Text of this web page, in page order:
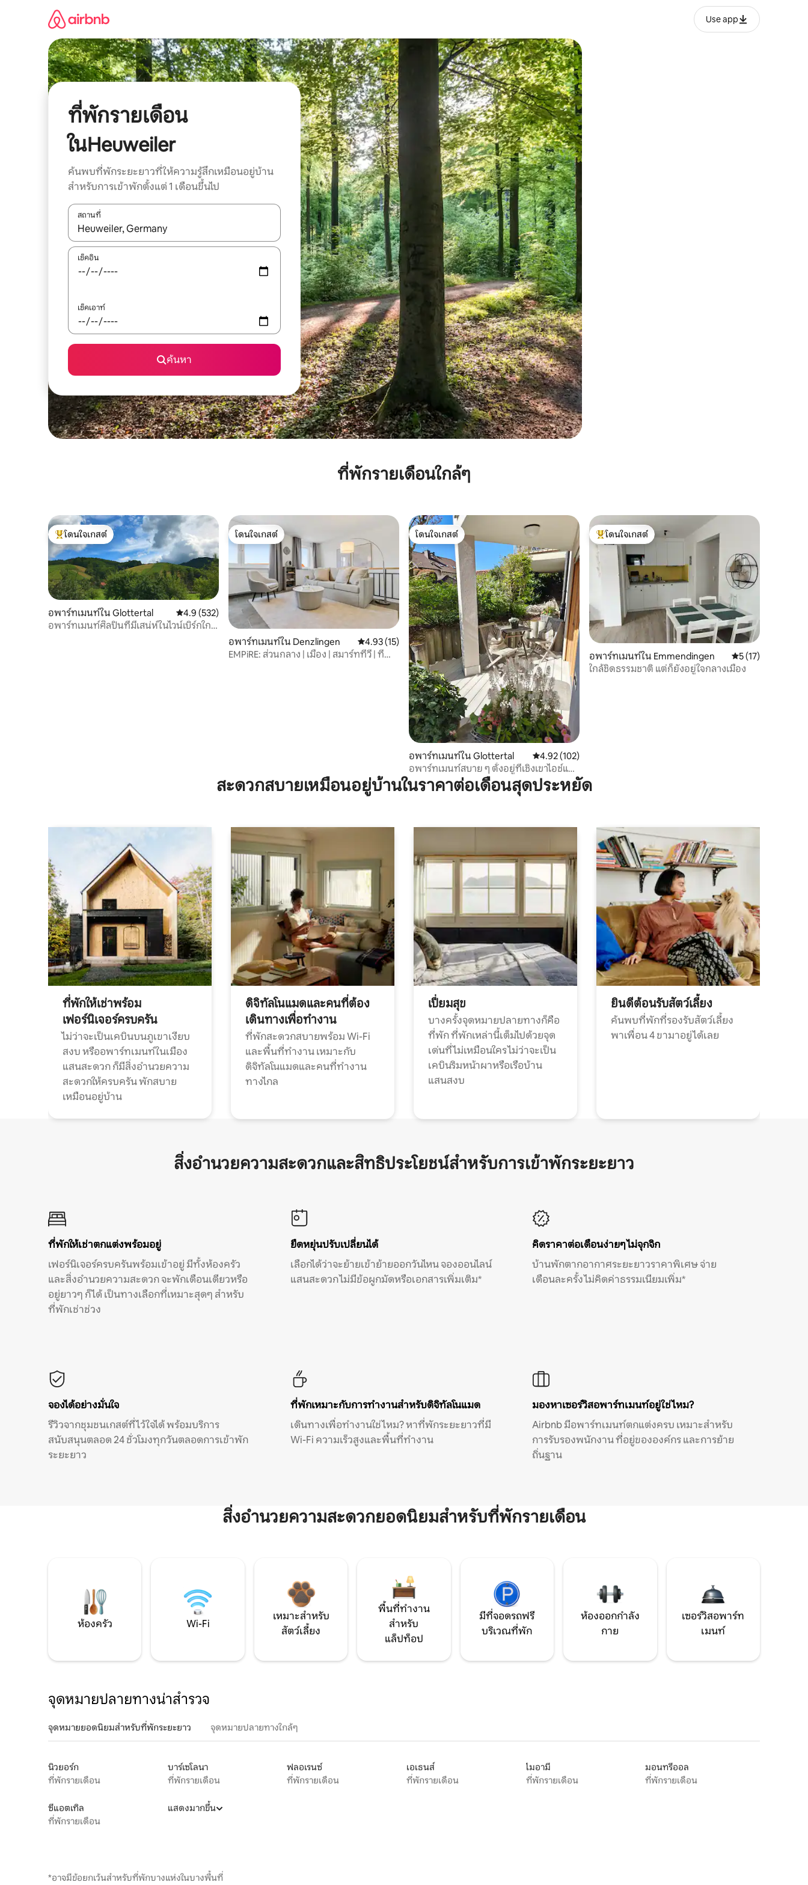
Use app
ที่พักรายเดือน
ในHeuweiler
ค้นพบที่พักระยะยาวที่ให้ความรู้สึกเหมือนอยู่บ้าน
สำหรับการเข้าพักตั้งแต่ 1 เดือนขึ้นไป
สถานที่
ใช้ลูกศรขึ้นลง หรือใช้การสัมผัสหรือปัด เพื่อสำรวจผลการค้นหา
เช็คอิน
เช็คเอาท์
ค้นหา
ที่พักรายเดือนใกล้ๆ
โดนใจเกสต์ที่สุด
โดนใจเกสต์
อพาร์ทเมนท์ใน Glottertal คะแนนเฉลี่ย 4.9 จาก 5, 532 รีวิว
4.9 (532)
อพาร์ทเมนท์ศิลปินที่มีเสน่ห์ในไวน์เบิร์กใกล้
โดนใจเกสต์
โดนใจเกสต์
อพาร์ทเมนท์ใน Denzlingen คะแนนเฉลี่ย 4.93 จาก 5, 15 รีวิว
4.93 (15)
EMPiRE: ส่วนกลาง | เมือง | สมาร์ททีวี | ที่
โดนใจเกสต์
โดนใจเกสต์
อพาร์ทเมนท์ใน Glottertal คะแนนเฉลี่ย 4.92 จาก 5, 102 รีวิว
4.92 (102)
อพาร์ทเมนท์สบาย ๆ ตั้งอยู่ที่เชิงเขาไอช์แบร์
ก
โดนใจเกสต์ที่สุด
โดนใจเกสต์
อพาร์ทเมนท์ใน Emmendingen คะแนนเฉลี่ย 5 จาก
5 (17)
ใกล้ชิดธรรมชาติ แต่ก็ยังอยู่ใจกลางเมือง
สะดวกสบายเหมือนอยู่บ้านในราคาต่อเดือนสุดประหยัด
ที่พักให้เช่าพร้อม
เฟอร์นิเจอร์ครบครัน
ไม่ว่าจะเป็นเคบินบนภูเขาเงียบ
สงบ หรืออพาร์ทเมนท์ในเมือง
แสนสะดวก ก็มีสิ่งอำนวยความ
สะดวกให้ครบครัน พักสบาย
เหมือนอยู่บ้าน
ดิจิทัลโนแมดและคนที่ต้อง
เดินทางเพื่อทำงาน
ที่พักสะดวกสบายพร้อม Wi-Fi
และพื้นที่ทำงาน เหมาะกับ
ดิจิทัลโนแมดและคนที่ทำงาน
ทางไกล
เปี่ยมสุข
บางครั้งจุดหมายปลายทางก็คือ
ที่พัก ที่พักเหล่านี้เต็มไปด้วยจุด
เด่นที่ไม่เหมือนใคร ไม่ว่าจะเป็น
เคบินริมหน้าผาหรือเรือบ้าน
แสนสงบ
ยินดีต้อนรับสัตว์เลี้ยง
ค้นพบที่พักที่รองรับสัตว์เลี้ยง
พาเพื่อน 4 ขามาอยู่ได้เลย
สิ่งอำนวยความสะดวกและสิทธิประโยชน์สำหรับการเข้าพักระยะยาว
ที่พักให้เช่าตกแต่งพร้อมอยู่
เฟอร์นิเจอร์ครบครันพร้อมเข้าอยู่ มีทั้งห้องครัว
และสิ่งอำนวยความสะดวก จะพักเดือนเดียวหรือ
อยู่ยาวๆ ก็ได้ เป็นทางเลือกที่เหมาะสุดๆ สำหรับ
ที่พักเช่าช่วง
ยืดหยุ่นปรับเปลี่ยนได้
เลือกได้ว่าจะย้ายเข้าย้ายออกวันไหน จองออนไลน์
แสนสะดวก ไม่มีข้อผูกมัดหรือเอกสารเพิ่มเติม*
คิดราคาต่อเดือนง่ายๆ ไม่จุกจิก
บ้านพักตากอากาศระยะยาวราคาพิเศษ จ่าย
เดือนละครั้ง ไม่คิดค่าธรรมเนียมเพิ่ม*
จองได้อย่างมั่นใจ
รีวิวจากชุมชนเกสต์ที่ไว้ใจได้ พร้อมบริการ
สนับสนุนตลอด 24 ชั่วโมงทุกวันตลอดการเข้าพัก
ระยะยาว
ที่พักเหมาะกับการทำงานสำหรับดิจิทัลโนแมด
เดินทางเพื่อทำงานใช่ไหม? หาที่พักระยะยาวที่มี
Wi-Fi ความเร็วสูงและพื้นที่ทำงาน
มองหาเซอร์วิสอพาร์ทเมนท์อยู่ใช่ไหม?
Airbnb มีอพาร์ทเมนท์ตกแต่งครบ เหมาะสำหรับ
การรับรองพนักงาน ที่อยู่ขององค์กร และการย้าย
ถิ่นฐาน
สิ่งอำนวยความสะดวกยอดนิยมสำหรับที่พักรายเดือน
ห้องครัว Wi-Fi
เหมาะสำหรับ
สัตว์เลี้ยง
พื้นที่ทำงาน
สำหรับ
แล็ปท็อป
มีที่จอดรถฟรี
บริเวณที่พัก
ห้องออกกำลัง
กาย
เซอร์วิสอพาร์ท
เมนท์
จุดหมายปลายทางน่าสำรวจ
จุดหมายยอดนิยมสำหรับที่พักระยะยาว จุดหมายปลายทางใกล้ๆ
นิวยอร์ก
ที่พักรายเดือน
บาร์เซโลนา
ที่พักรายเดือน
ฟลอเรนซ์
ที่พักรายเดือน
เอเธนส์
ที่พักรายเดือน
ไมอามี
ที่พักรายเดือน
มอนทรีออล
ที่พักรายเดือน
ซีแอตเทิล
ที่พักรายเดือน
แสดงมากขึ้น
*อาจมีข้อยกเว้นสำหรับที่พักบางแห่งในบางพื้นที่